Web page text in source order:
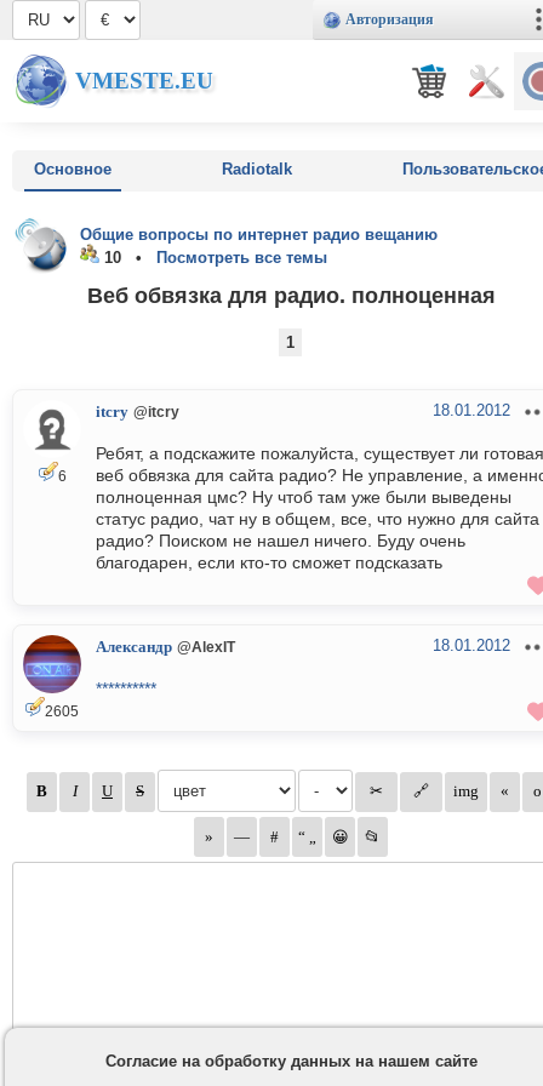
Авторизация
VMESTE.EU
Основное Radiotalk
Общие вопросы по интернет радио вещанию
10 •
Посмотреть все темы
Веб обвязка для радио. полноценная
1
6
itcry @itcry 18.01.2012
Ребят, а подскажите пожалуйста, существует ли готовая
веб обвязка для сайта радио? Не управление, а
полноценная цмс? Ну чтоб там уже были выведены
статус радио, чат ну в общем, все, что нужно для сайта
радио? Поиском не нашел ничего. Буду очень
благодарен, если кто-то сможет подсказать
2605
Александр @AlexIT 18.01.2012
**********
Согласие на обработку данных на нашем сайте